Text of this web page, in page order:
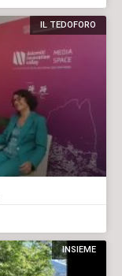
IL TEDOFORO
INSIEME